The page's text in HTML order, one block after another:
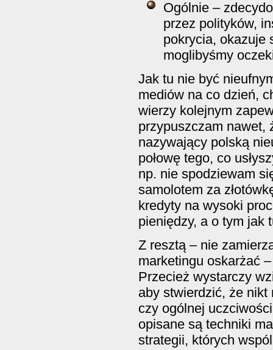
Ogólnie –
przez polityków,
pokrycia, okazuje
moglibyśmy
Jak tu nie być
mediów na co dzień,
wierzy kolejnym
przypuszczam nawet,
nazywający polską
połowę tego, co
np. nie spodziewam
samolotem za
kredyty na wysoki
pieniędzy, a o tym jak
Z resztą – nie
marketingu oskarżać
Przecież wystarczy
aby stwierdzić, że nikt
czy ogólnej
opisane są techniki
strategii, których